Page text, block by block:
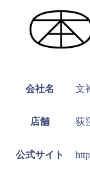
会社名 文
店舗 荻
公式サイト